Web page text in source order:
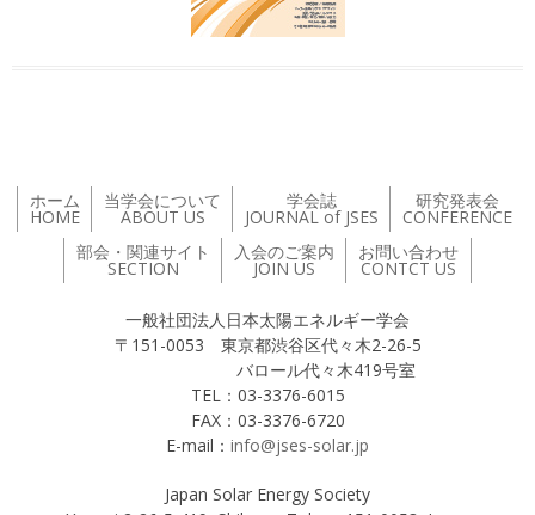
ホーム
HOME
当学会について
ABOUT US
学会誌
JOURNAL of JSES
研究発表会
CONFERENCE
部会・関連サイト
SECTION
入会のご案内
JOIN US
お問い合わせ
CONTCT US
一般社団法人日本太陽エネルギー学会
〒151-0053 東京都渋谷区代々木2-26-5
バロール代々木419号室
TEL：03-3376-6015
FAX：03-3376-6720
E-mail： info@jses-solar.jp
Japan Solar Energy Society